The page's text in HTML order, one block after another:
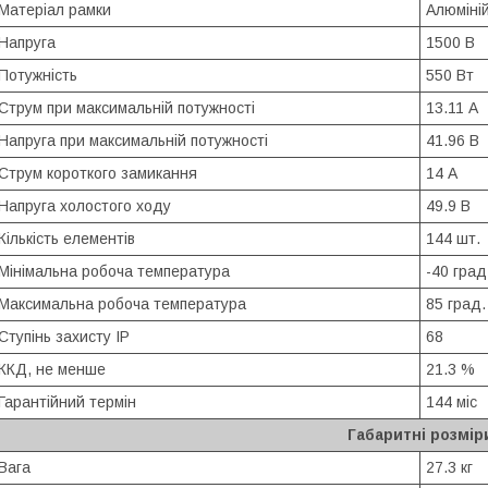
рамки
Алюміній
1500 В
550 Вт
при максимальній потужності
13.11 А
при максимальній потужності
41.96 В
короткого замикання
14 А
холостого ходу
49.9 В
елементів
144 шт.
робоча температура
-40
робоча температура
85 град.
захисту IP
68
не менше
21.3 %
термін
144 міс
Габаритні
27.3 кг